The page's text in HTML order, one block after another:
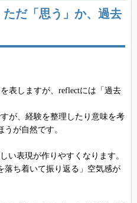
だ「思う」か、過去
表しますが、reflectには「過去
が、経験を整理したり意味を考
が自然です。
い表現が作りやすくなります。
落ち着いて振り返る」空気感が